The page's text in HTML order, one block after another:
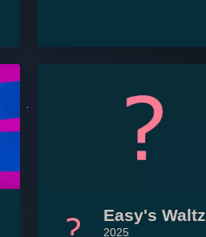
Easy's Waltz
2025